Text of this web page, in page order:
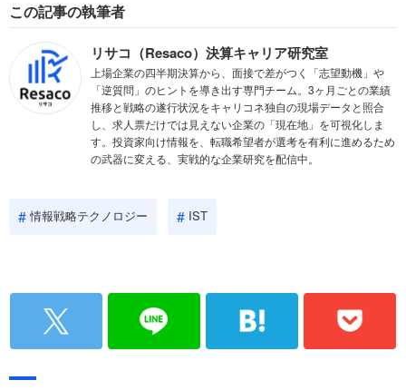
この記事の執筆者
リサコ（Resaco）決算キャリア研究室
上場企業の四半期決算から、面接で差がつく「志望動機」や
「逆質問」のヒントを導き出す専門チーム。3ヶ月ごとの業績
推移と戦略の遂行状況をキャリコネ独自の現場データと照合
し、求人票だけでは見えない企業の「現在地」を可視化しま
す。投資家向け情報を、転職希望者が選考を有利に進めるため
の武器に変える、実戦的な企業研究を配信中。
情報戦略テクノロジー IST